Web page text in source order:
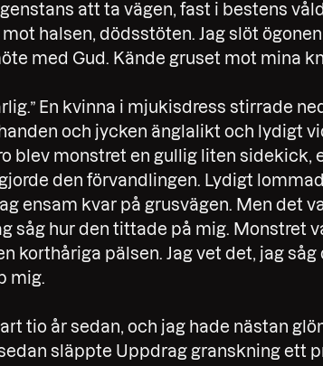
att ta vägen, fast i bestens
halsen, dödsstöten. Jag slöt
med Gud. Kände gruset mot mina
En kvinna i mjukisdress stirrade
och jycken änglalikt och lydigt
blev monstret en gullig liten sidekick,
den förvandlingen. Lydigt
ensam kvar på grusvägen. Men det
såg hur den tittade på mig. Monstret
korthåriga pälsen. Jag vet det, jag
mig.
tio år sedan, och jag hade nästan
släppte Uppdrag granskning ett